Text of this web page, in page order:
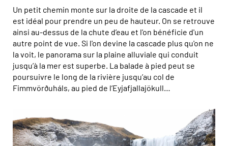
Un petit chemin monte sur la droite de la cascade et il
est idéal pour prendre un peu de hauteur. On se retrouve
ainsi au-dessus de la chute d’eau et l'on bénéficie d'un
autre point de vue. Si l'on devine la cascade plus qu'on ne
la voit, le panorama sur la plaine alluviale qui conduit
jusqu’à la mer est superbe. La balade à pied peut se
poursuivre le long de la rivière jusqu’au col de
Fimmvörðuháls, au pied de l’Eyjafjallajökull…